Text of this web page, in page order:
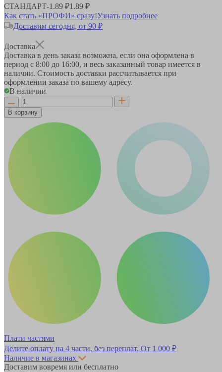
СТАНДАРТ-1.89 ₽1.89 ₽
Как стать «ПРОФИ» сразу!Узнать подробнее
Доставим сегодня, от 90 ₽
Доставка
Доставка в день заказа возможна, если она оформлена в
период с 8:00 до 16:00, и весь заказанный товар имеется в
наличии. Стоимость доставки рассчитывается при
оформлении заказа по вашему адресу.
В наличии
В корзину
Плати частями
Делите оплату на 4 части, без переплат. От 1 000 ₽
Наличие в магазинах
Доставим вовремя или бесплатно